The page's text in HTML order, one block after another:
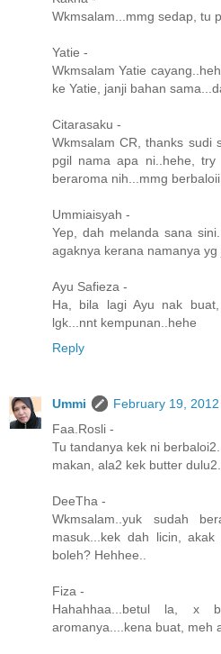
Wkmsalam...mmg sedap, tu
Yatie -
Wkmsalam Yatie
ke Yatie, janji bahan
Citarasaku -
Wkmsalam CR, thanks sudi
pgil nama apa ni..hehe,
beraroma nih...mmg
Ummiaisyah -
Yep, dah melanda sana
agaknya kerana namanya
Ayu Safieza -
Ha, bila lagi Ayu nak
lgk...nnt kempunan..hehe
Reply
Ummi
February 19,
Faa.Rosli -
Tu tandanya kek ni
makan, ala2 kek butter
DeeTha -
Wkmsalam..yuk sudah
masuk...kek dah licin,
boleh? Hehhee..
Fiza -
Hahahhaa...betul la,
aromanya....kena buat, meh